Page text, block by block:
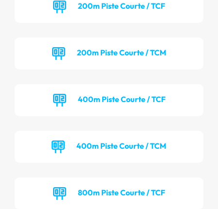
200m Piste Courte / TCF
200m Piste Courte / TCM
400m Piste Courte / TCF
400m Piste Courte / TCM
800m Piste Courte / TCF